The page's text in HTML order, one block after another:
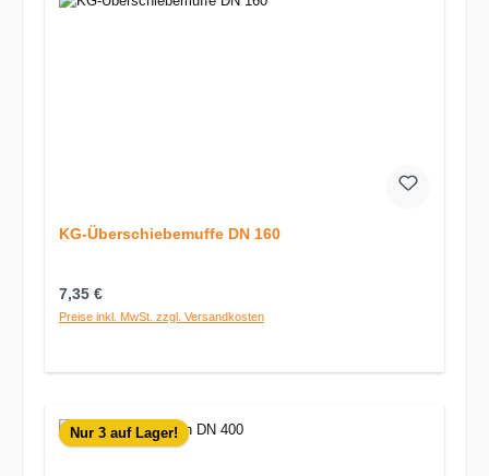
KG-Überschiebemuffe DN 160
Regulärer Preis:
7,35 €
Preise inkl. MwSt. zzgl. Versandkosten
Nur 3 auf Lager!